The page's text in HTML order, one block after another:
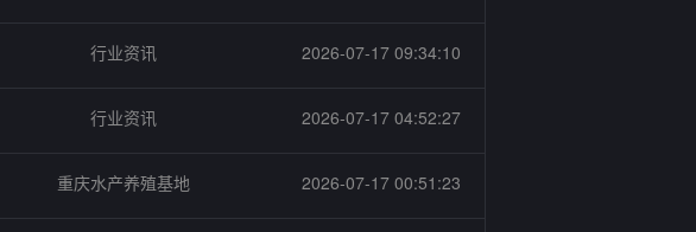
行业资讯 2026-07-17 09:34:10
行业资讯 2026-07-17 04:52:27
重庆水产养殖基地 2026-07-17 00:51:23